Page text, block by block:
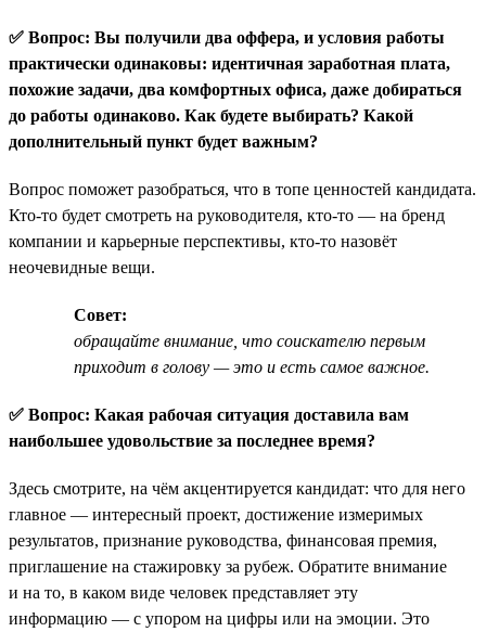
✅ Вопрос: Вы получили два оффера, и условия работы
практически одинаковы: идентичная заработная плата,
похожие задачи, два комфортных офиса, даже добираться
до работы одинаково. Как будете выбирать? Какой
дополнительный пункт будет важным?
Вопрос поможет разобраться, что в топе ценностей кандидата.
Кто-то будет смотреть на руководителя, кто-то — на бренд
компании и карьерные перспективы, кто-то назовёт
неочевидные вещи.
Совет:
обращайте внимание, что соискателю первым
приходит в голову — это и есть самое важное.
✅ Вопрос: Какая рабочая ситуация доставила вам
наибольшее удовольствие за последнее время?
Здесь смотрите, на чём акцентируется кандидат: что для него
главное — интересный проект, достижение измеримых
результатов, признание руководства, финансовая премия,
приглашение на стажировку за рубеж. Обратите внимание
и на то, в каком виде человек представляет эту
информацию — с упором на цифры или на эмоции. Это